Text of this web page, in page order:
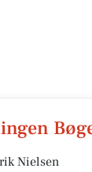
Nielsen